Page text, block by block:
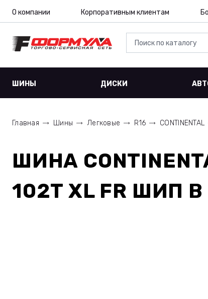
О компании Корпоративным клиентам
ШИНЫ ДИСКИ
Главная Шины Легковые R16 CONTINENTAL
ШИНА
102T XL FR ШИП